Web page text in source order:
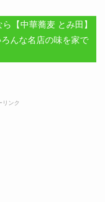
【中華蕎麦 とみ田】
んな名店の味を家で
リンク